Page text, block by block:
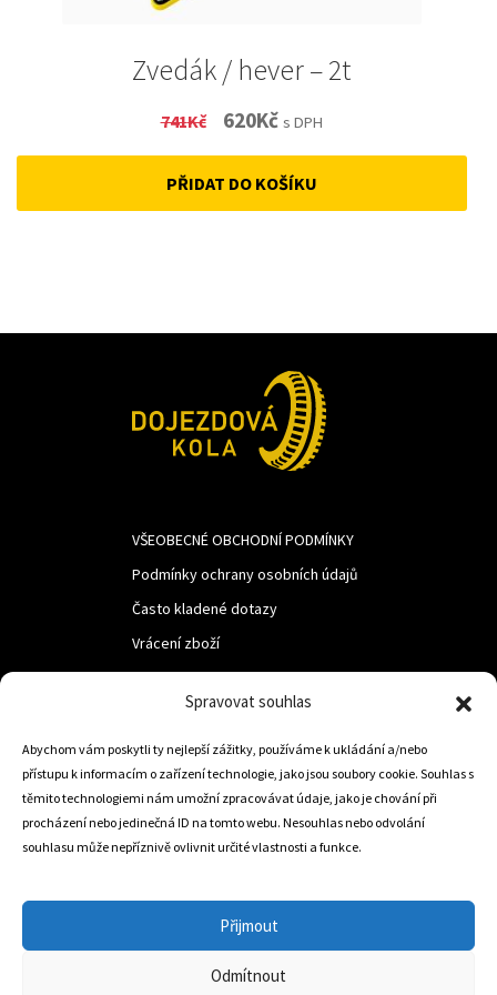
Spravovat souhlas
Abychom vám poskytli ty nejlepší zážitky, používáme k ukládání a/nebo
přístupu k informacím o zařízení technologie, jako jsou soubory cookie. Souhlas s
těmito technologiemi nám umožní zpracovávat údaje, jako je chování při
procházení nebo jedinečná ID na tomto webu. Nesouhlas nebo odvolání
souhlasu může nepříznivě ovlivnit určité vlastnosti a funkce.
Přijmout
Odmítnout
Zvedák / hever – 2t
741Kč
Original
price
was:
620KčCurrent
price
is:
s DPH
PŘIDAT DO KOŠÍKU
VŠEOBECNÉ OBCHODNÍ PODMÍNKY
Podmínky ochrany osobních údajů
Často kladené dotazy
Vrácení zboží
LUF s.r.o.
Nám. M.R.Štefanika 518,
Trstená 02801
info@dojezdovakola.com